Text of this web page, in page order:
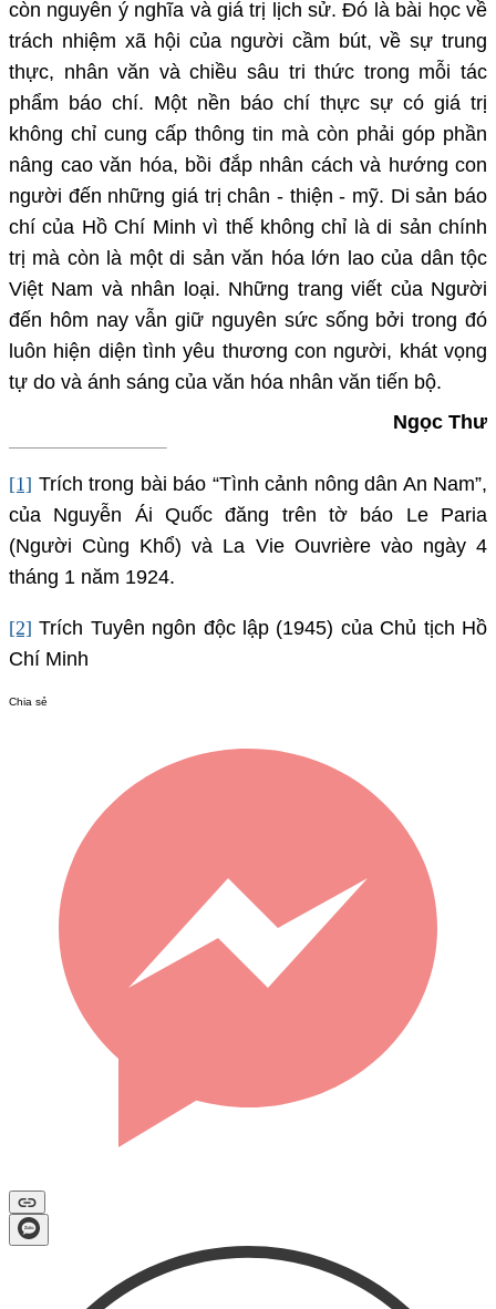
còn nguyên ý nghĩa và giá trị lịch sử. Đó là bài học về
trách nhiệm xã hội của người cầm bút, về sự trung
thực, nhân văn và chiều sâu tri thức trong mỗi tác
phẩm báo chí. Một nền báo chí thực sự có giá trị
không chỉ cung cấp thông tin mà còn phải góp phần
nâng cao văn hóa, bồi đắp nhân cách và hướng con
người đến những giá trị chân - thiện - mỹ. Di sản báo
chí của Hồ Chí Minh vì thế không chỉ là di sản chính
trị mà còn là một di sản văn hóa lớn lao của dân tộc
Việt Nam và nhân loại. Những trang viết của Người
đến hôm nay vẫn giữ nguyên sức sống bởi trong đó
luôn hiện diện tình yêu thương con người, khát vọng
tự do và ánh sáng của văn hóa nhân văn tiến bộ.
Ngọc Thư
[1] Trích trong bài báo “Tình cảnh nông dân An Nam”,
của Nguyễn Ái Quốc đăng trên tờ báo Le Paria
(Người Cùng Khổ) và La Vie Ouvrière vào ngày 4
tháng 1 năm 1924.
[2] Trích Tuyên ngôn độc lập (1945) của Chủ tịch Hồ
Chí Minh
Chia sẻ